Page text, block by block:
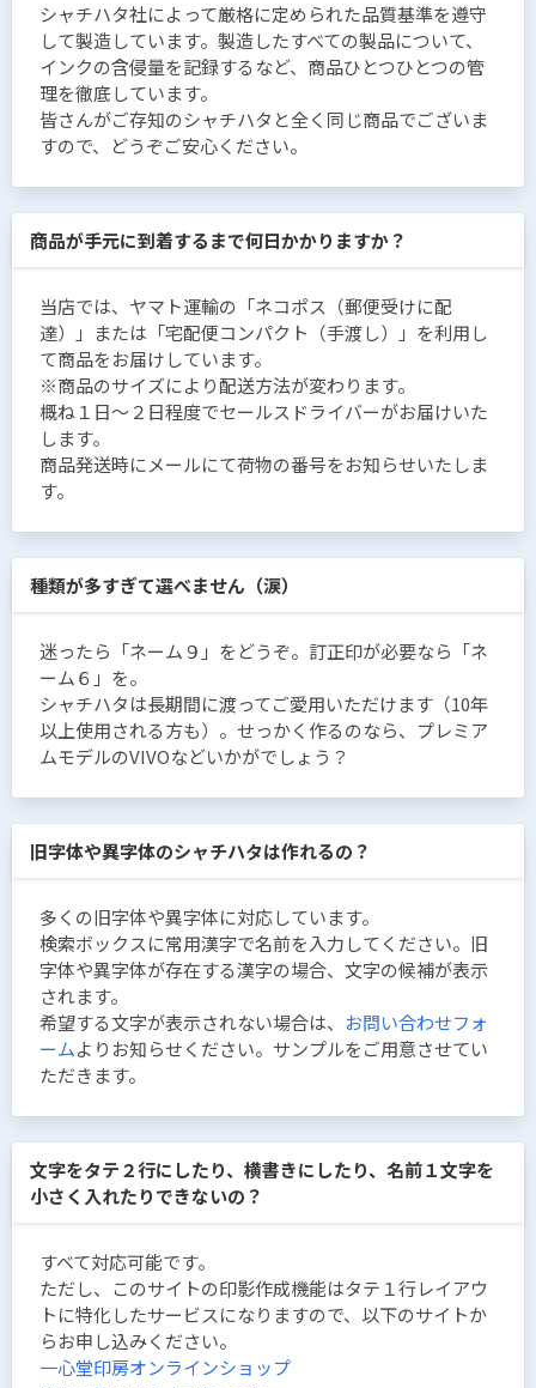
シャチハタ社によって厳格に定められた品質基準を遵守
して製造しています。製造したすべての製品について、
インクの含侵量を記録するなど、商品ひとつひとつの管
理を徹底しています。
皆さんがご存知のシャチハタと全く同じ商品でございま
すので、どうぞご安心ください。
商品が手元に到着するまで何日かかりますか？
当店では、ヤマト運輸の「ネコポス（郵便受けに配
達）」または「宅配便コンパクト（手渡し）」を利用し
て商品をお届けしています。
※商品のサイズにより配送方法が変わります。
概ね１日〜２日程度でセールスドライバーがお届けいた
します。
商品発送時にメールにて荷物の番号をお知らせいたしま
す。
種類が多すぎて選べません（涙）
迷ったら「ネーム９」をどうぞ。訂正印が必要なら「ネ
ーム６」を。
シャチハタは長期間に渡ってご愛用いただけます（10年
以上使用される方も）。せっかく作るのなら、プレミア
ムモデルのVIVOなどいかがでしょう？
旧字体や異字体のシャチハタは作れるの？
多くの旧字体や異字体に対応しています。
検索ボックスに常用漢字で名前を入力してください。旧
字体や異字体が存在する漢字の場合、文字の候補が表示
されます。
希望する文字が表示されない場合は、 お問い合わせフォ
ームよりお知らせください。サンプルをご用意させてい
ただきます。
文字をタテ２行にしたり、横書きにしたり、名前１文字を
小さく入れたりできないの？
すべて対応可能です。
ただし、このサイトの印影作成機能はタテ１行レイアウ
トに特化したサービスになりますので、以下のサイトか
らお申し込みください。
一心堂印房オンラインショップ